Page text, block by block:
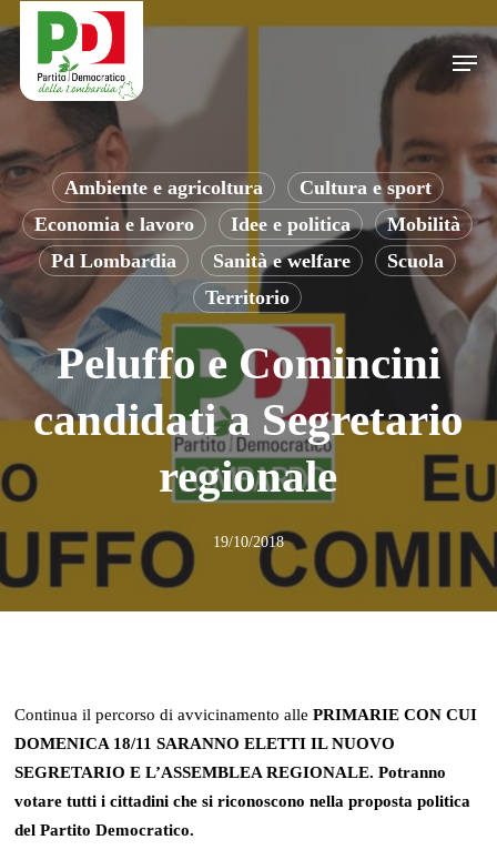
content
Menu
Ambiente e agricoltura
Cultura e sport
Economia e lavoro
Idee e politica
Mobilità
Pd Lombardia
Sanità e welfare
Scuola
Territorio
Peluffo e Comincini
candidati a Segretario
regionale
19/10/2018
Continua il percorso di avvicinamento allePRIMARIE CON CUI
DOMENICA 18/11 SARANNO ELETTI IL NUOVO
SEGRETARIO E L’ASSEMBLEA REGIONALE. Potranno
votare tutti i cittadini che si riconoscono nella proposta politica
del Partito Democratico.